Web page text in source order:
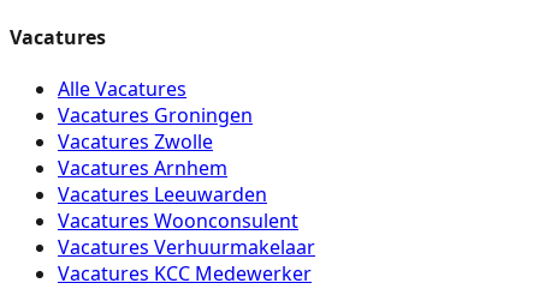
Vacatures
Alle Vacatures
Vacatures Groningen
Vacatures Zwolle
Vacatures Arnhem
Vacatures Leeuwarden
Vacatures Woonconsulent
Vacatures Verhuurmakelaar
Vacatures KCC Medewerker